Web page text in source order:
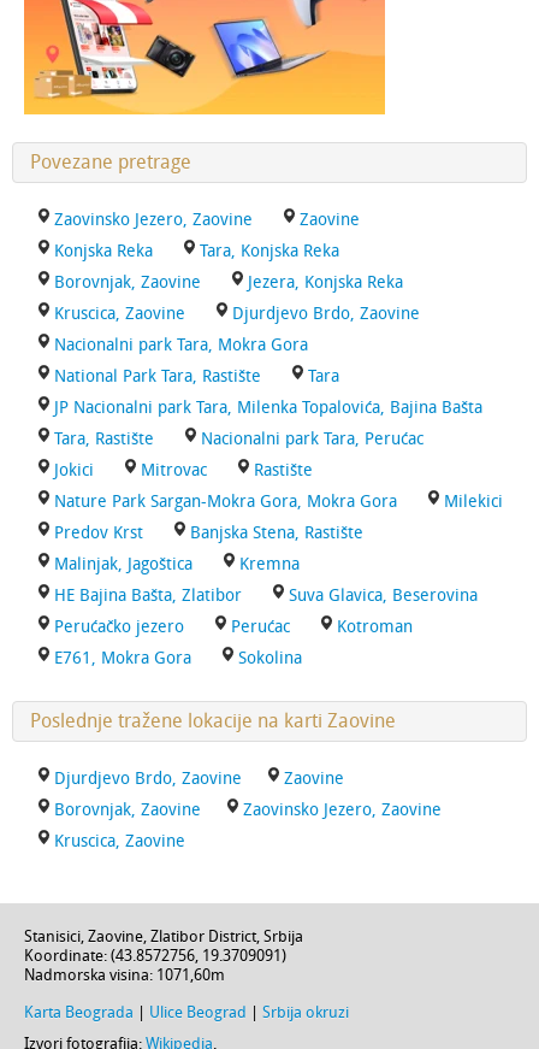
Povezane pretrage
Zaovinsko Jezero, Zaovine
Zaovine
Konjska Reka
Tara, Konjska Reka
Borovnjak, Zaovine
Jezera, Konjska Reka
Kruscica, Zaovine
Djurdjevo Brdo, Zaovine
Nacionalni park Tara, Mokra Gora
National Park Tara, Rastište
Tara
JP Nacionalni park Tara, Milenka Topalovića, Bajina Bašta
Tara, Rastište
Nacionalni park Tara, Perućac
Jokici
Mitrovac
Rastište
Nature Park Sargan-Mokra Gora, Mokra Gora
Milekici
Predov Krst
Banjska Stena, Rastište
Malinjak, Jagoštica
Kremna
HE Bajina Bašta, Zlatibor
Suva Glavica, Beserovina
Perućačko jezero
Perućac
Kotroman
E761, Mokra Gora
Sokolina
Poslednje tražene lokacije na karti Zaovine
Djurdjevo Brdo, Zaovine
Zaovine
Borovnjak, Zaovine
Zaovinsko Jezero, Zaovine
Kruscica, Zaovine
Stanisici, Zaovine, Zlatibor District, Srbija
Koordinate: (43.8572756, 19.3709091 )
Nadmorska visina: 1071,60m
Karta Beograda Ulice Beograd
Srbija okruzi
Izvori fotografija: Wikipedia.